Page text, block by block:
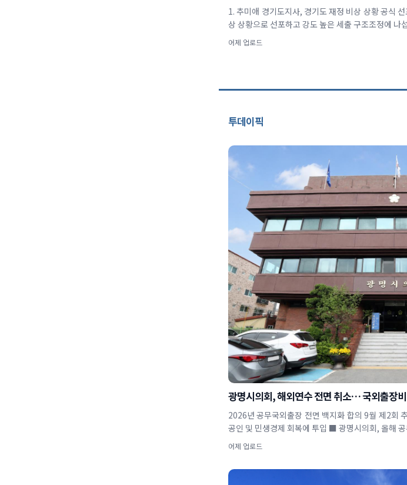
1. 추미애 경기도지사, 경기도 재정 비상 상황 공식
상 상황으로 선포하고 강도 높은 세출 구조조정에 나
어제 업로드
투데이픽
광명시의회, 해외연수 전면 취소… 국외출장
2026년 공무국외출장 전면 백지화 합의 9월 제2회
공인 및 민생경제 회복에 투입 ■ 광명시의
어제 업로드